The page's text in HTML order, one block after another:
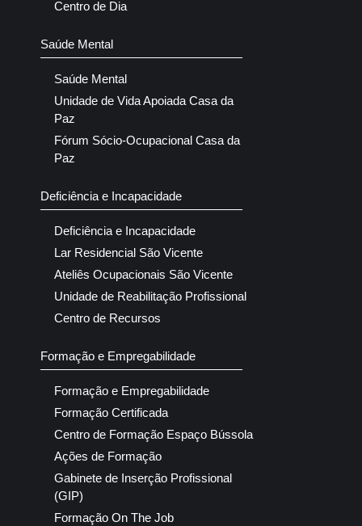
Centro de Dia
Saúde Mental
Saúde Mental
Unidade de Vida Apoiada Casa da
Paz
Fórum Sócio-Ocupacional Casa da
Paz
Deficiência e Incapacidade
Deficiência e Incapacidade
Lar Residencial São Vicente
Ateliês Ocupacionais São Vicente
Unidade de Reabilitação Profissional
Centro de Recursos
Formação e Empregabilidade
Formação e Empregabilidade
Formação Certificada
Centro de Formação Espaço Bússola
Ações de Formação
Gabinete de Inserção Profissional
(GIP)
Formação On The Job